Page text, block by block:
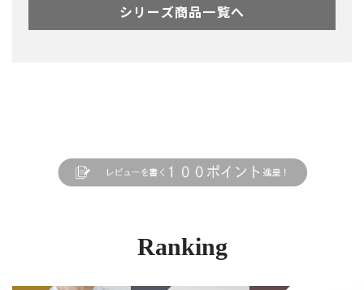
シリーズ商品一覧へ
Ranking